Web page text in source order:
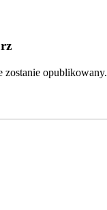
zostanie opublikowany.